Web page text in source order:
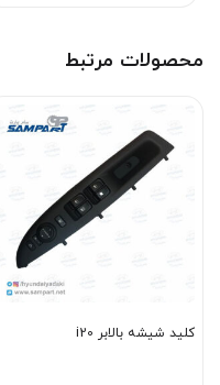
محصولات مرتبط
کلید شیشه بالابر i20